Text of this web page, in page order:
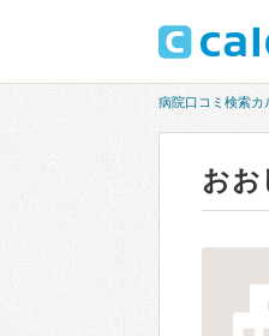
病院口コミ検索カ
おお